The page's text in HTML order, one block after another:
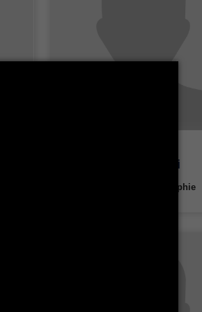
Houda Rebai
Département Géographie